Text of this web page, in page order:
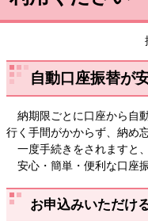
自動口座振替が
納期限ごとに口座から自
行く手間がかからず、納め
一度手続きをされますと
安心・簡単・便利な口座
お申込みいただけ